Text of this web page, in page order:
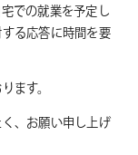
での就業を予定し
る応答に時間を要
ます。
、お願い申し上げ